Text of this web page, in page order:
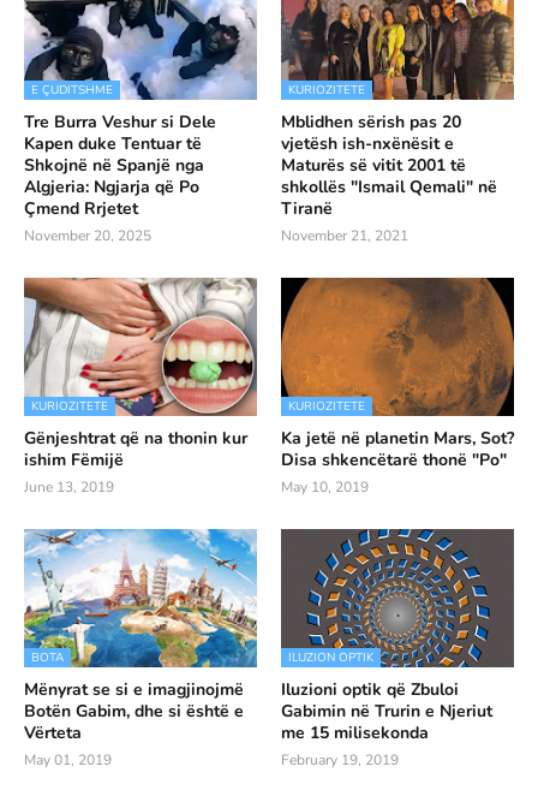
E ÇUDITSHME
Tre Burra Veshur si Dele
Kapen duke Tentuar të
Shkojnë në Spanjë nga
Algjeria: Ngjarja që Po
Çmend Rrjetet
November 20, 2025
KURIOZITETE
Mblidhen sërish pas 20
vjetësh ish-nxënësit e
Maturës së vitit 2001 të
shkollës "Ismail Qemali" në
Tiranë
November 21, 2021
KURIOZITETE
Gënjeshtrat që na thonin kur
ishim Fëmijë
June 13, 2019
KURIOZITETE
Ka jetë në planetin Mars, Sot?
Disa shkencëtarë thonë "Po"
May 10, 2019
BOTA
Mënyrat se si e imagjinojmë
Botën Gabim, dhe si është e
Vërteta
May 01, 2019
ILUZION OPTIK
Iluzioni optik që Zbuloi
Gabimin në Trurin e Njeriut
me 15 milisekonda
February 19, 2019